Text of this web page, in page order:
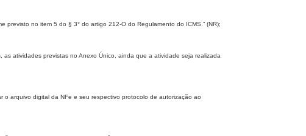
previsto no item 5 do § 3° do artigo 212-O do Regulamento do ICMS.” (NR);
atividades previstas no Anexo Único, ainda que a atividade seja realizada
o arquivo digital da NFe e seu respectivo protocolo de autorização ao